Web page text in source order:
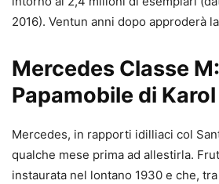
2016). Ventun anni dopo approderà
Mercedes Classe
Papamobile di
Mercedes, in rapporti idilliaci col
qualche mese prima ad allestirla.
instaurata nel lontano 1930 e che,